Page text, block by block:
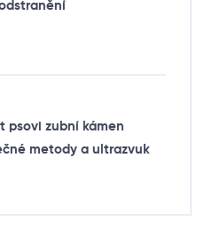
psovi zubní kámen
metody a ultrazvuk